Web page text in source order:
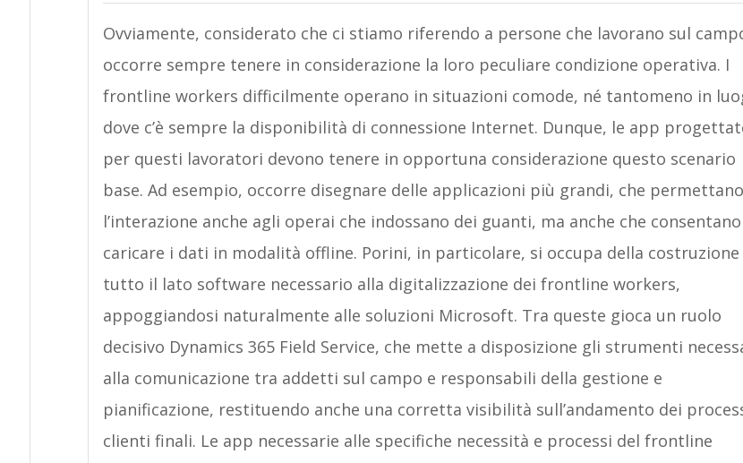
Ovviamente, considerato che ci stiamo riferendo a persone che lavorano sul
occorre sempre tenere in considerazione la loro peculiare condizione operativa. I
frontline workers difficilmente operano in situazioni comode, né tantomeno in
dove c’è sempre la disponibilità di connessione Internet. Dunque, le app
per questi lavoratori devono tenere in opportuna considerazione questo scenario
base. Ad esempio, occorre disegnare delle applicazioni più grandi, che permettano
l’interazione anche agli operai che indossano dei guanti, ma anche che
caricare i dati in modalità offline. Porini, in particolare, si occupa della costruzione
tutto il lato software necessario alla digitalizzazione dei frontline workers,
appoggiandosi naturalmente alle soluzioni Microsoft. Tra queste gioca un ruolo
decisivo Dynamics 365 Field Service, che mette a disposizione gli strumenti
alla comunicazione tra addetti sul campo e responsabili della gestione e
pianificazione, restituendo anche una corretta visibilità sull’andamento dei
clienti finali. Le app necessarie alle specifiche necessità e processi del frontline